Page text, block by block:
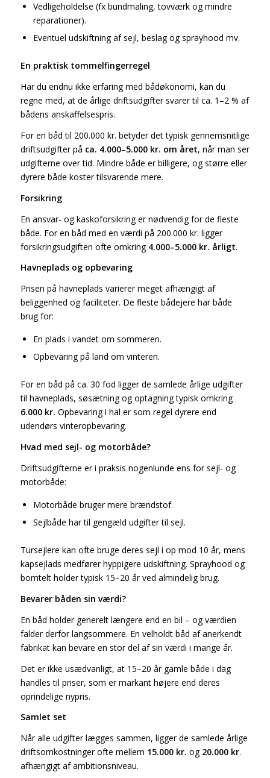
Vedligeholdelse (fx bundmaling, tovværk og mindre
reparationer).
Eventuel udskiftning af sejl, beslag og sprayhood mv.
En praktisk tommelfingerregel
Har du endnu ikke erfaring med bådøkonomi, kan du
regne med, at de årlige driftsudgifter svarer til ca. 1–2 % af
bådens anskaffelsespris.
For en båd til 200.000 kr. betyder det typisk gennemsnitlige
driftsudgifter på ca. 4.000–5.000 kr. om året, når man ser
udgifterne over tid. Mindre både er billigere, og større eller
dyrere både koster tilsvarende mere.
Forsikring
En ansvar- og kaskoforsikring er nødvendig for de fleste
både. For en båd med en værdi på 200.000 kr. ligger
forsikringsudgiften ofte omkring 4.000–5.000 kr. årligt.
Havneplads og opbevaring
Prisen på havneplads varierer meget afhængigt af
beliggenhed og faciliteter. De fleste bådejere har både
brug for:
En plads i vandet om sommeren.
Opbevaring på land om vinteren.
For en båd på ca. 30 fod ligger de samlede årlige udgifter
til havneplads, søsætning og optagning typisk omkring
6.000 kr. Opbevaring i hal er som regel dyrere end
udendørs vinteropbevaring.
Hvad med sejl- og motorbåde?
Driftsudgifterne er i praksis nogenlunde ens for sejl- og
motorbåde:
Motorbåde bruger mere brændstof.
Sejlbåde har til gengæld udgifter til sejl.
Tursejlere kan ofte bruge deres sejl i op mod 10 år, mens
kapsejlads medfører hyppigere udskiftning. Sprayhood og
bomtelt holder typisk 15–20 år ved almindelig brug.
Bevarer båden sin værdi?
En båd holder generelt længere end en bil – og værdien
falder derfor langsommere. En velholdt båd af anerkendt
fabrikat kan bevare en stor del af sin værdi i mange år.
Det er ikke usædvanligt, at 15–20 år gamle både i dag
handles til priser, som er markant højere end deres
oprindelige nypris.
Samlet set
Når alle udgifter lægges sammen, ligger de samlede årlige
driftsomkostninger ofte mellem 15.000 kr. og 20.000 kr.
afhængigt af ambitionsniveau.